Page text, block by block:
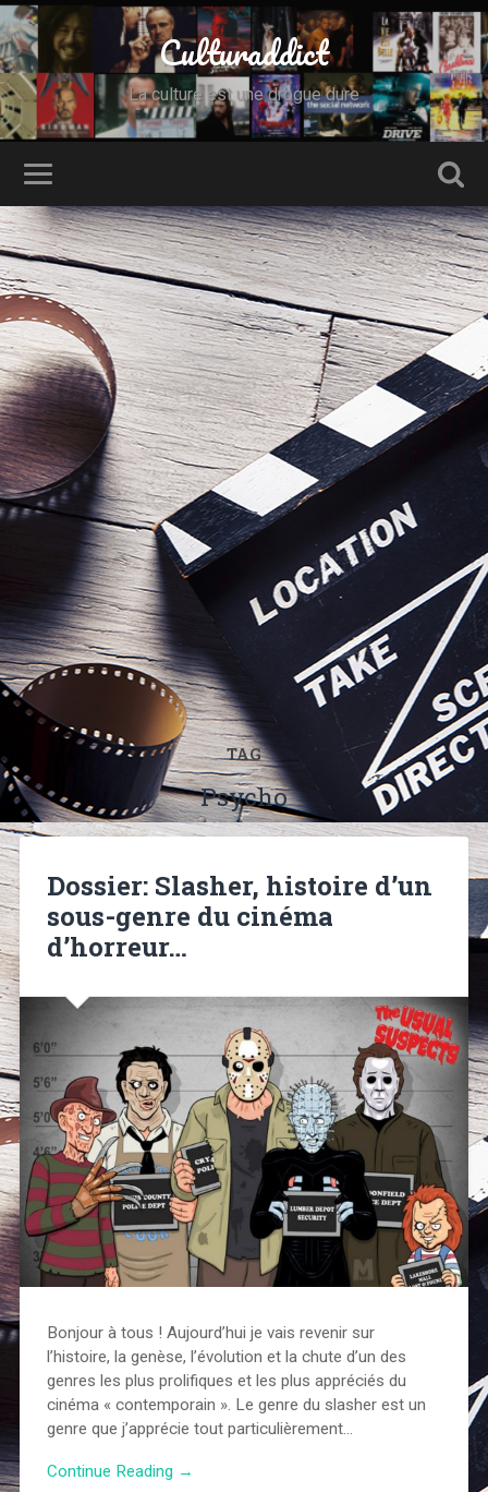
Culturaddict
La culture est une drogue dure
TAG
Psycho
Dossier: Slasher, histoire d’un
sous-genre du cinéma
d’horreur…
Bonjour à tous ! Aujourd’hui je vais revenir sur
l’histoire, la genèse, l’évolution et la chute d’un des
genres les plus prolifiques et les plus appréciés du
cinéma « contemporain ». Le genre du slasher est un
genre que j’apprécie tout particulièrement…
Continue Reading →